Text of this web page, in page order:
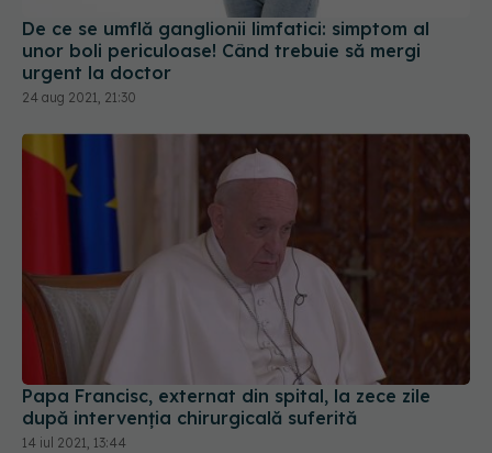
De ce se umflă ganglionii limfatici: simptom al
unor boli periculoase! Când trebuie să mergi
urgent la doctor
24 aug 2021, 21:30
Papa Francisc, externat din spital, la zece zile
după intervenția chirurgicală suferită
14 iul 2021, 13:44